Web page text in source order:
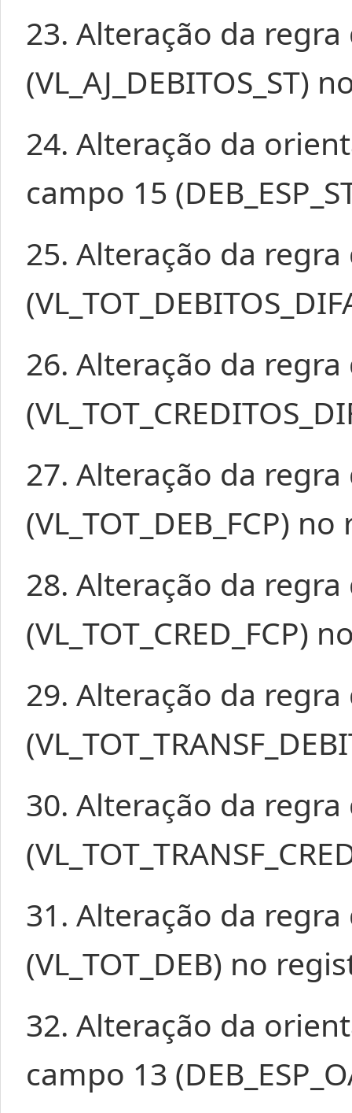
23. Alteração da
(VL_AJ_DEBITOS_ST)
24. Alteração da
campo 15
25. Alteração da
26. Alteração da
27. Alteração da
(VL_TOT_DEB_FCP)
28. Alteração da
(VL_TOT_CRED_FCP)
29. Alteração da
30. Alteração da
31. Alteração da
(VL_TOT_DEB) no
32. Alteração da
campo 13